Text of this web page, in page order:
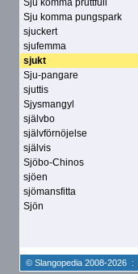
Sju komma pruttfull
Sju komma pungspark
sjuckert
sjufemma
sjukt
Sju-pangare
sjuttis
Sjysmangyl
självbo
självförnöjelse
självis
Sjöbo-Chinos
sjöen
sjömansfitta
Sjön
© Slangopedia 2008-2026 :